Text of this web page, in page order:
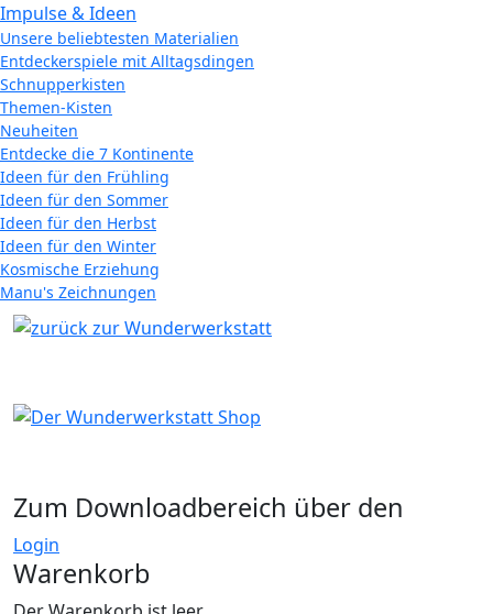
Impulse & Ideen
Unsere beliebtesten Materialien
Entdeckerspiele mit Alltagsdingen
Schnupperkisten
Themen-Kisten
Neuheiten
Entdecke die 7 Kontinente
Ideen für den Frühling
Ideen für den Sommer
Ideen für den Herbst
Ideen für den Winter
Kosmische Erziehung
Manu's Zeichnungen
Zum Downloadbereich über den
Login
Warenkorb